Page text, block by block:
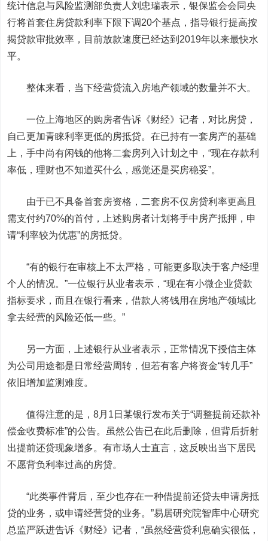
统计信息与风险监测部负责人刘忠瑞表示，银保监会会同央
行将首套住房贷款利率下限下调20个基点，指导银行提高按
揭贷款审批效率，目前放款速度已经达到2019年以来最快水
平。
整体来看，当下经营贷流入房地产领域的数量并不大。
一位上海地区的购房者告诉《财经》记者，对比房贷，
自己更加青睐利率更低的房抵贷。在已持有一套房产的基础
上，手中尚有闲钱的他将二套房列入计划之中，“现在存款利
率低，理财也不知道买什么，感觉还是买房稳妥”。
由于已不具备首套房资格，二套房不仅房贷利率更高且
需支付约70%的首付，上述购房者计划将手中房产抵押，申
请“利率较为优惠”的房抵贷。
“有的银行在审核上不太严格，可能更多取决于客户经理
个人的情况。”一位银行从业者表示，“现在有小微企业贷款
指标要求，而且在银行看来，借款人将钱用在房地产领域比
拿去经营的风险还低一些。”
另一方面，上述银行从业者表示，正常情况下授信主体
为公司用途都是日常经营周转，但若有客户将资金“转几手”
依旧增加监测难度。
值得注意的是，8月1日某银行发布关于“调整提前还款补
偿金收费标准”的公告。虽然公告已在此后删除，但背后折射
出提前还贷现象增多。有市场人士直言，这反映出当下居民
不愿背负利率过高的房贷。
“此类事件背后，至少也存在一种借提前还贷去申请房抵
贷的业务，或申请经营贷的业务。”易居研究院智库中心研究
总监严跃进告诉《财经》记者，“虽然经营贷利息确实很低，